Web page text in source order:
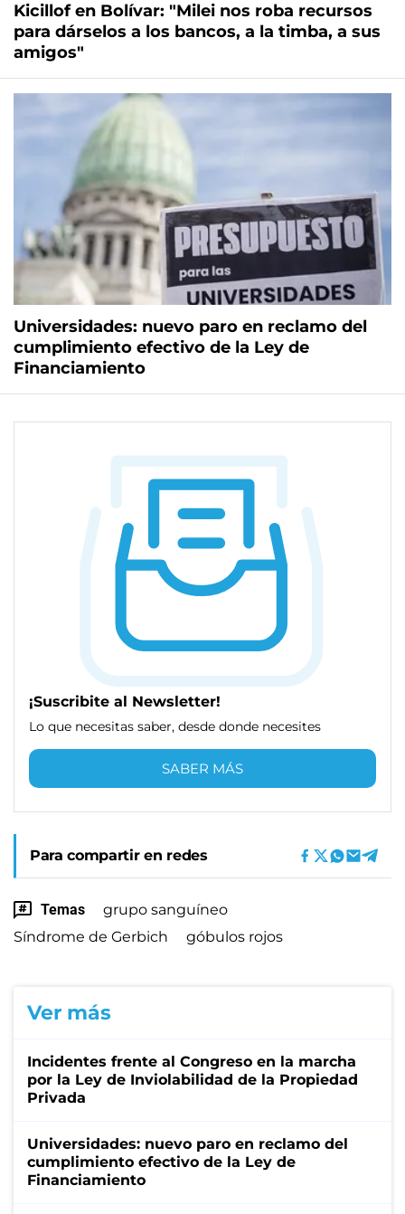
Kicillof en Bolívar: "Milei nos roba recursos
para dárselos a los bancos, a la timba, a sus
amigos"
Universidades: nuevo paro en reclamo del
cumplimiento efectivo de la Ley de
Financiamiento
¡Suscribite al Newsletter!
Lo que necesitas saber, desde donde necesites
SABER MÁS
Para compartir en redes
Temas
grupo sanguíneo
Síndrome de Gerbich
góbulos rojos
Ver más
Incidentes frente al Congreso en la marcha
por la Ley de Inviolabilidad de la Propiedad
Privada
Universidades: nuevo paro en reclamo del
cumplimiento efectivo de la Ley de
Financiamiento